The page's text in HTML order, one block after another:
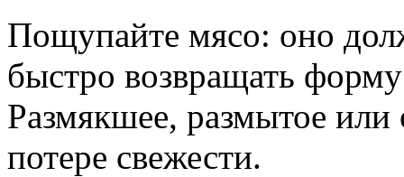
Пощупайте мясо: оно
быстро возвращать
Размякшее, размытое или
потере свежести.